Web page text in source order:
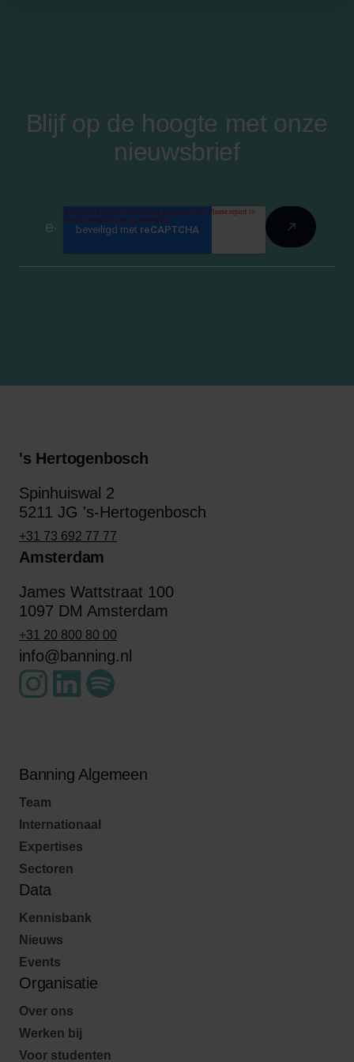
Blijf op de hoogte met onze
nieuwsbrief
's Hertogenbosch
Spinhuiswal 2
5211 JG 's-Hertogenbosch
+31 73 692 77 77
Amsterdam
James Wattstraat 100
1097 DM Amsterdam
+31 20 800 80 00
info@banning.nl
Banning Algemeen
Team
Internationaal
Expertises
Sectoren
Data
Kennisbank
Nieuws
Events
Organisatie
Over ons
Werken bij
Voor studenten